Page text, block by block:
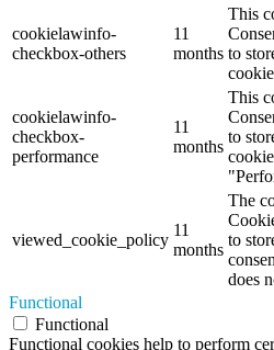
cookielawinfo-
checkbox-others
11
months
This
to
cookielawinfo-
checkbox-
performance
11
months
This
to
viewed_cookie_policy
11
months
The
to
does
Functional
Functional
Functional cookies help to perform